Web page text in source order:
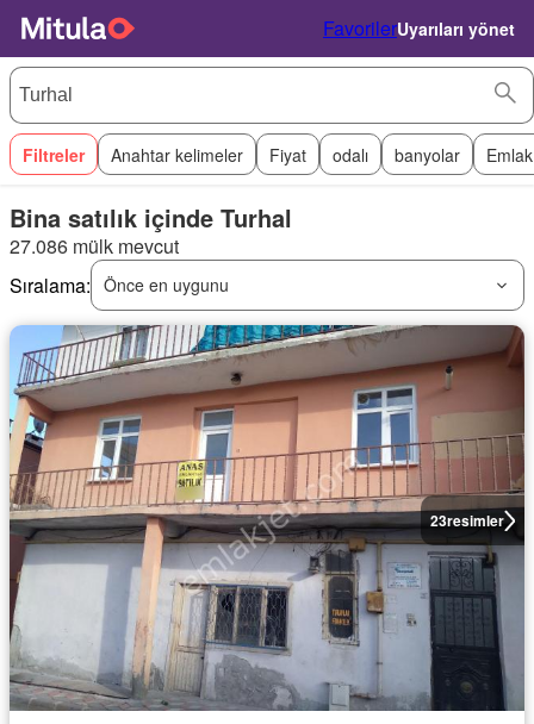
FavorilerUyarıları yönet
Filtreler Anahtar kelimeler Fiyat odalı banyolar
Bina satılık içinde Turhal
27.086 mülk mevcut
Sıralama: Önce en uygunu
23resimler